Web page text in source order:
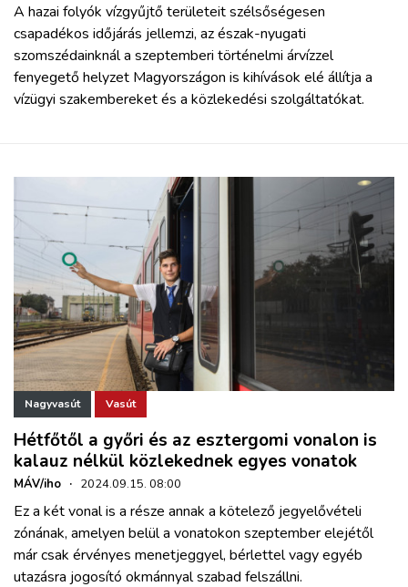
A hazai folyók vízgyűjtő területeit szélsőségesen
csapadékos időjárás jellemzi, az észak-nyugati
szomszédainknál a szeptemberi történelmi árvízzel
fenyegető helyzet Magyországon is kihívások elé állítja a
vízügyi szakembereket és a közlekedési szolgáltatókat.
Nagyvasút Vasút
Hétfőtől a győri és az esztergomi vonalon is
kalauz nélkül közlekednek egyes vonatok
MÁV/iho · 2024.09.15. 08:00
Ez a két vonal is a része annak a kötelező jegyelővételi
zónának, amelyen belül a vonatokon szeptember elejétől
már csak érvényes menetjeggyel, bérlettel vagy egyéb
utazásra jogosító okmánnyal szabad felszállni.